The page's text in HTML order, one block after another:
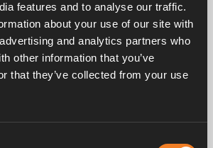
features and to analyse our traffic.
about your use of our site with
and analytics partners who
other information that you’ve
that they’ve collected from your use